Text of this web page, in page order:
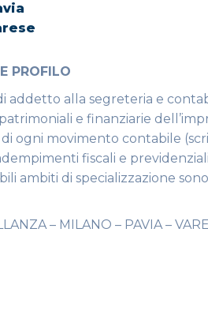
PROFILO
addetto alla segreteria e
e finanziarie
ogni movimento contabile
fiscali e
ambiti di specializzazione
– MILANO – PAVIA –